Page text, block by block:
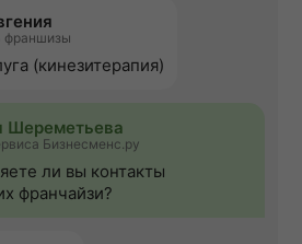
франшизы
(кинезитерапия)
Шереметьева
Бизнесменс.ру
ли вы контакты
франчайзи?